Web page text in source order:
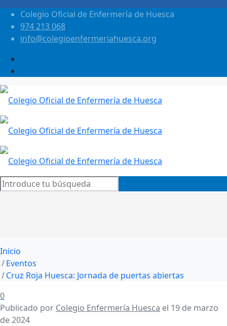
Colegio Oficial de Enfermería de Huesca
974 213 068
info@colegioenfermeriahuesca.org
Inicio
Eventos
Cruz Roja Huesca: Jornada de puertas abiertas
0
Publicado por Colegio Enfermería Huesca el 19 de marzo
de 2024